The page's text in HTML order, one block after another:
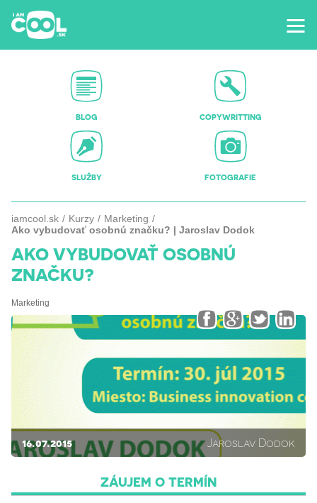
BLOG COPYWRITTING
SLUŽBY FOTOGRAFIE
iamcool.sk Kurzy
Marketing
Ako vybudovať osobnú značku? | Jaroslav Dodok
AKO VYBUDOVAŤ OSOBNÚ
ZNAČKU?
Marketing
16.07.2015 Jaroslav Dodok
ZÁUJEM O TERMÍN